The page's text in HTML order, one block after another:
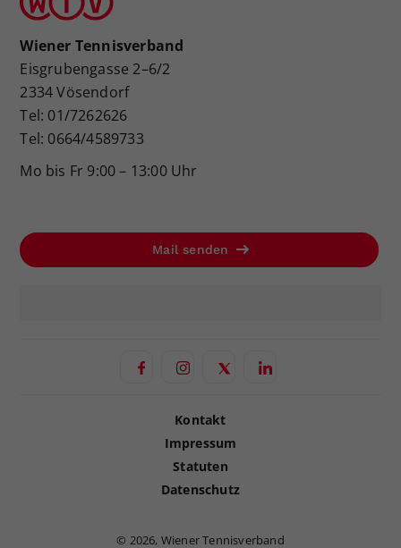
Wiener Tennisverband
Eisgrubengasse 2–6/2
2334 Vösendorf
Tel: 01/7262626
Tel: 0664/4589733
Mo bis Fr 9:00 – 13:00 Uhr
Mail senden
Kontakt
Impressum
Statuten
Datenschutz
© 2026, Wiener Tennisverband